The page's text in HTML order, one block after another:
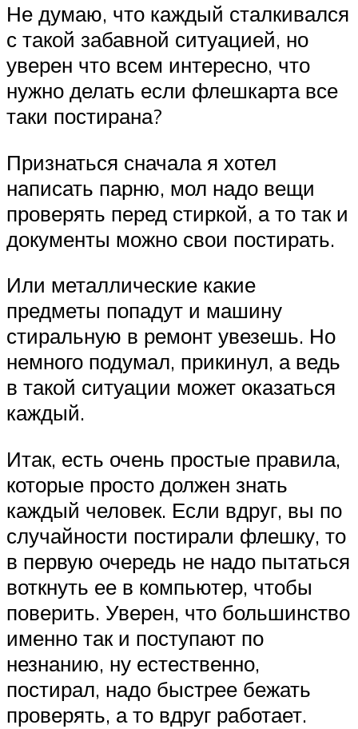
Не думаю, что каждый сталкивался
с такой забавной ситуацией, но
уверен что всем интересно, что
нужно делать если флешкарта все
таки постирана?
Признаться сначала я хотел
написать парню, мол надо вещи
проверять перед стиркой, а то так и
документы можно свои постирать.
Или металлические какие
предметы попадут и машину
стиральную в ремонт увезешь. Но
немного подумал, прикинул, а ведь
в такой ситуации может оказаться
каждый.
Итак, есть очень простые правила,
которые просто должен знать
каждый человек. Если вдруг, вы по
случайности постирали флешку, то
в первую очередь не надо пытаться
воткнуть ее в компьютер, чтобы
поверить. Уверен, что большинство
именно так и поступают по
незнанию, ну естественно,
постирал, надо быстрее бежать
проверять, а то вдруг работает.